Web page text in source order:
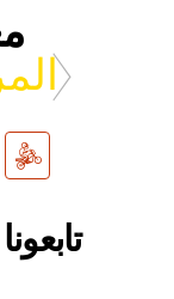
تابعونا على مواقع التواصل